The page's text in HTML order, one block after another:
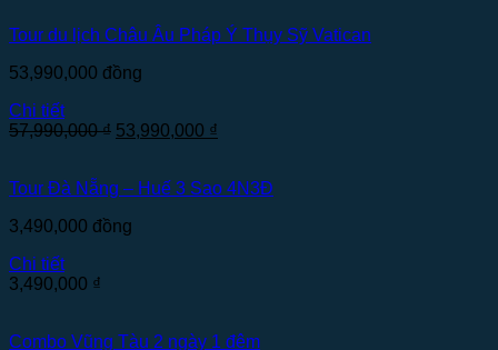
Tour du lịch Châu Âu Pháp Ý Thụy Sỹ Vatican
53,990,000 đồng
Chi tiết
57,990,000₫ 53,990,000 ₫
Tour Đà Nẵng – Huế 3 Sao 4N3Đ
3,490,000 đồng
Chi tiết
3,490,000 ₫
Combo Vũng Tàu 2 ngày 1 đêm